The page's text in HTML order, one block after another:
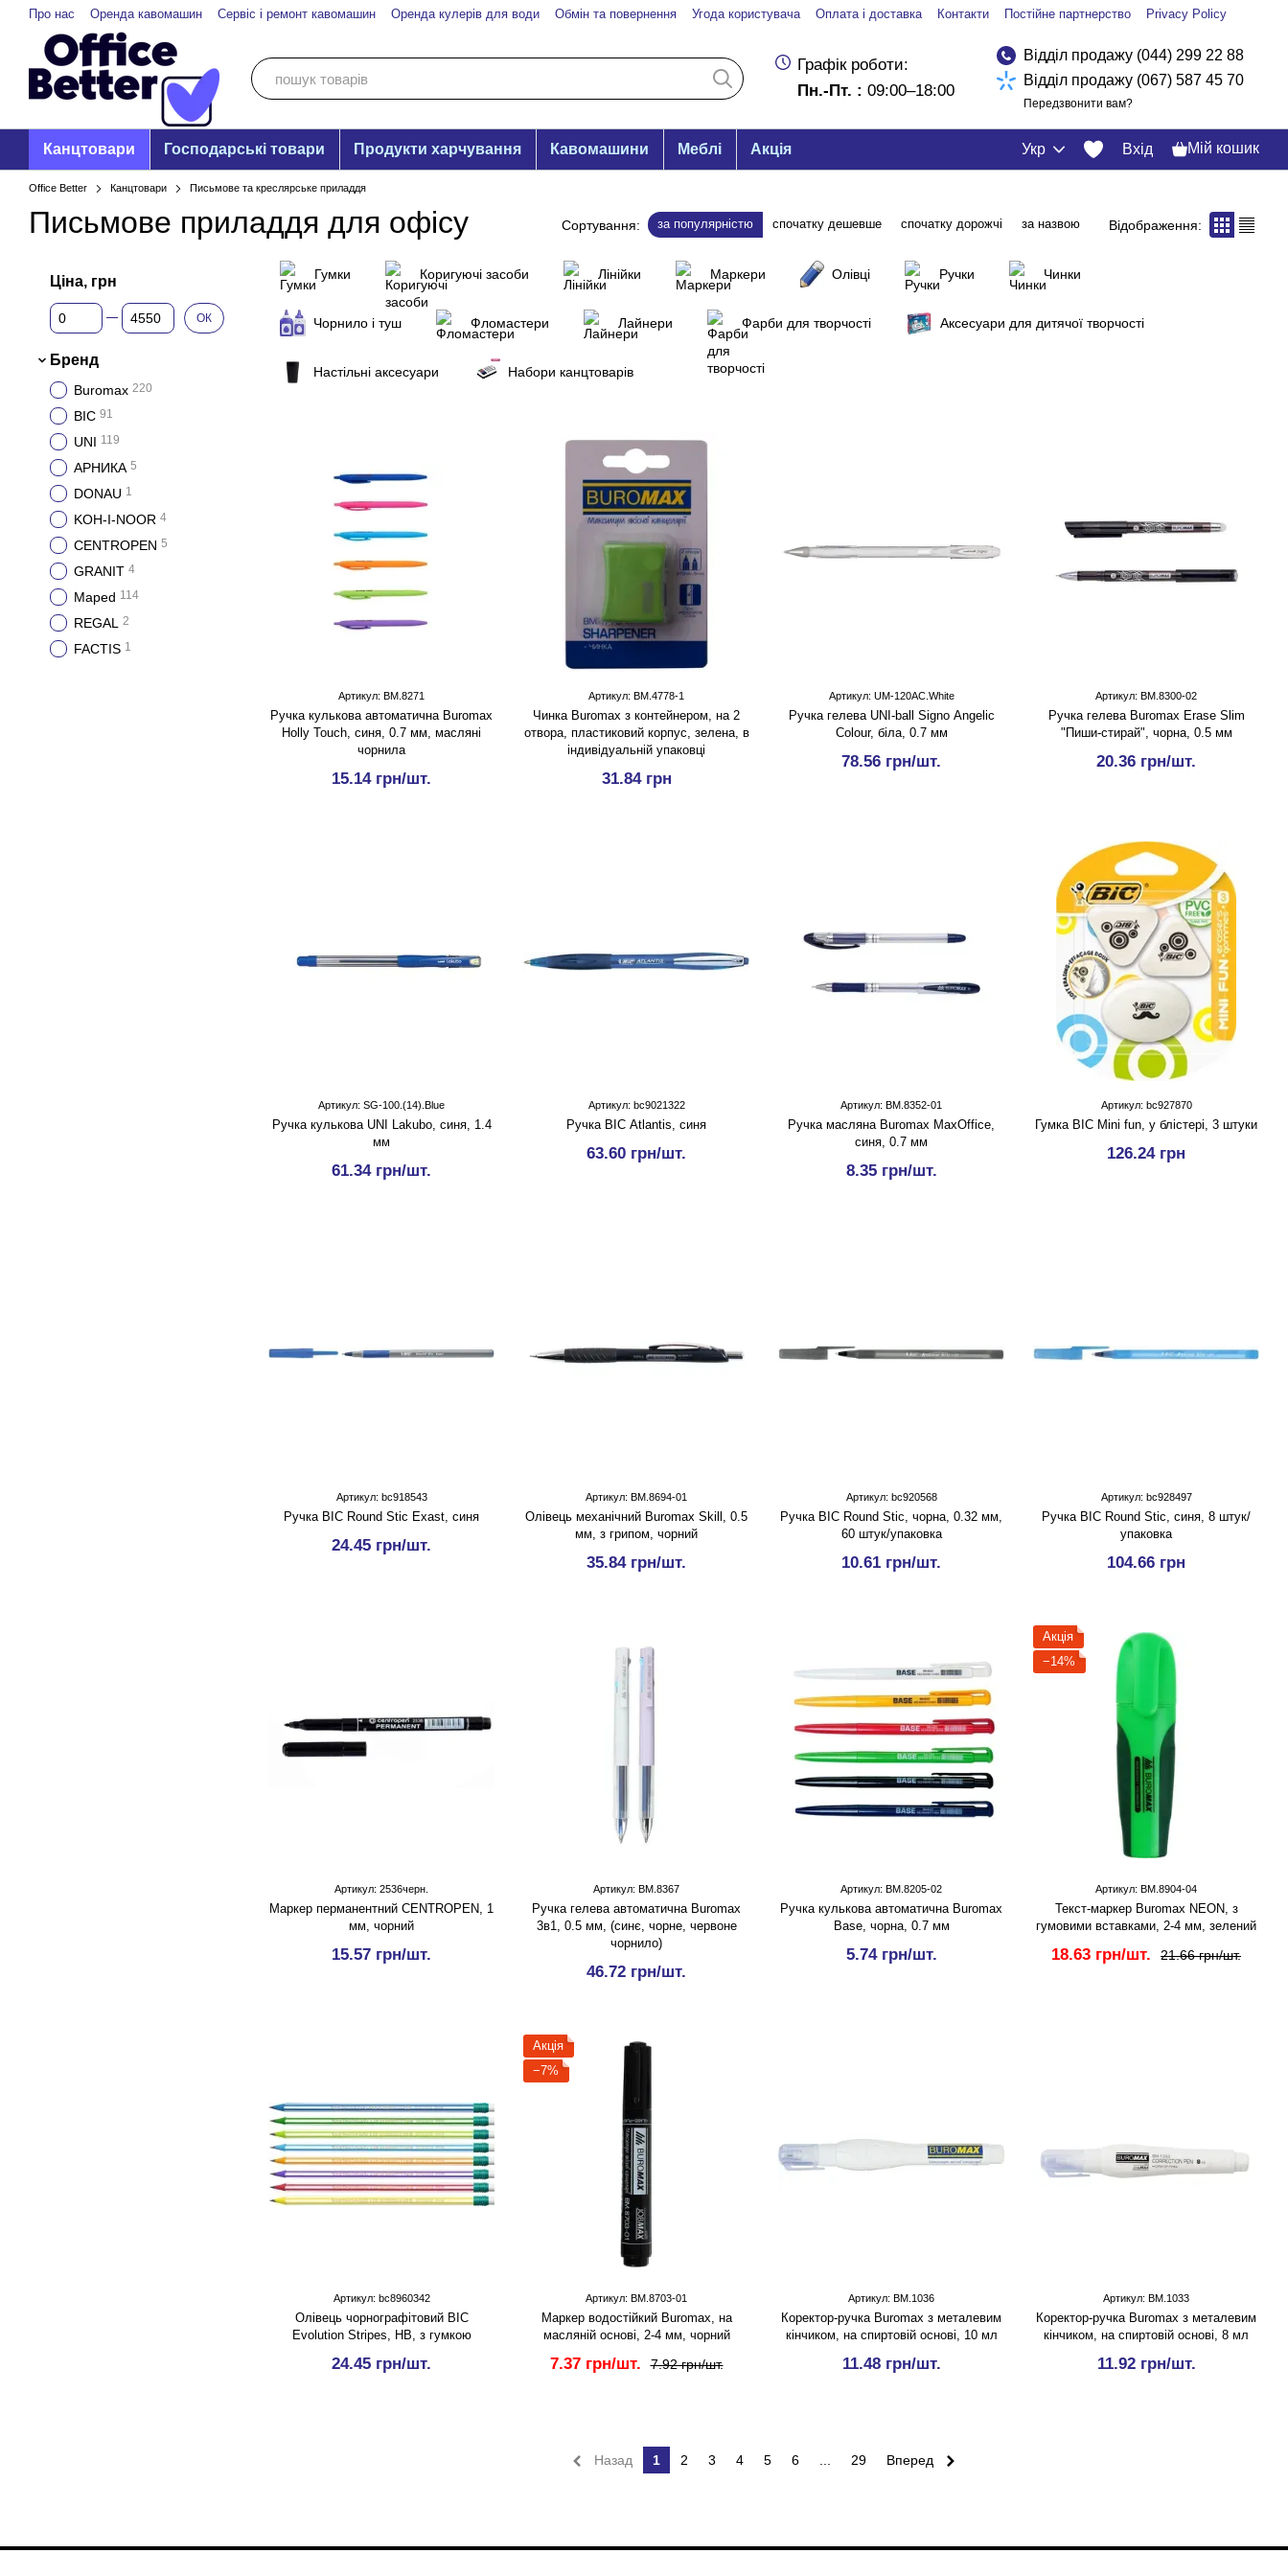
Перейти до основного контенту
Про нас Оренда кавомашин Сервіс і ремонт кавомашин Оренда кулерів для води Обмін та повернення Угода користувача Оплата і доставка Контакти Постійне партнерство Privacy Policy
Графік роботи:
Пн.-Пт. : 09:00–18:00
Відділ продажу (044) 299 22 88
Відділ продажу (067) 587 45 70
Передзвонити вам?
Канцтовари Господарські товари Продукти харчування Кавомашини Меблі Акція Укр Вхід Мій кошик
Office Better Канцтовари Письмове та креслярське приладдя
Письмове приладдя для офісу Сортування: за популярністю спочатку дешевше спочатку дорожчі за назвою Відображення:
Гумки Коригуючі засоби Лінійки Маркери Олівці Ручки Чинки
Чорнило і туш Фломастери Лайнери Фарби для творчості Аксесуари для дитячої творчості
Настільні аксесуари Набори канцтоварів
Артикул: BM.8271
Ручка кулькова автоматична Buromax
Holly Touch, синя, 0.7 мм, масляні
чорнила
15.14 грн/шт.
Артикул: BM.4778-1
Чинка Buromax з контейнером, на 2
отвора, пластиковий корпус, зелена, в
індивідуальній упаковці
31.84 грн
Артикул: UM-120AC.White
Ручка гелева UNI-ball Signo Angelic
Colour, біла, 0.7 мм
78.56 грн/шт.
Артикул: BM.8300-02
Ручка гелева Buromax Erase Slim
"Пиши-стирай", чорна, 0.5 мм
20.36 грн/шт.
Артикул: SG-100.(14).Blue
Ручка кулькова UNI Lakubo, синя, 1.4
мм
61.34 грн/шт.
Артикул: bc9021322
Ручка BIC Atlantis, синя
63.60 грн/шт.
Артикул: BM.8352-01
Ручка масляна Buromax MaxOffice,
синя, 0.7 мм
8.35 грн/шт.
Артикул: bc927870
Гумка BIC Mini fun, у блістері, 3 штуки
126.24 грн
Артикул: bc918543
Ручка BIC Round Stic Exast, синя
24.45 грн/шт.
Артикул: BM.8694-01
Олівець механічний Buromax Skill, 0.5
мм, з грипом, чорний
35.84 грн/шт.
Артикул: bc920568
Ручка BIC Round Stic, чорна, 0.32 мм,
60 штук/упаковка
10.61 грн/шт.
Артикул: bc928497
Ручка BIC Round Stic, синя, 8 штук/
упаковка
104.66 грн
Артикул: 2536черн.
Маркер перманентний CENTROPEN, 1
мм, чорний
15.57 грн/шт.
Артикул: BM.8367
Ручка гелева автоматична Buromax
3в1, 0.5 мм, (синє, чорне, червоне
чорнило)
46.72 грн/шт.
Артикул: BM.8205-02
Ручка кулькова автоматична Buromax
Base, чорна, 0.7 мм
5.74 грн/шт.
Акція
−14%
Артикул: BM.8904-04
Текст-маркер Buromax NEON, з
гумовими вставками, 2-4 мм, зелений
21.66 грн/шт.
18.63 грн/шт.
Артикул: bc8960342
Олівець чорнографітовий BIC
Evolution Stripes, HB, з гумкою
24.45 грн/шт.
Акція
−7%
Артикул: BM.8703-01
Маркер водостійкий Buromax, на
масляній основі, 2-4 мм, чорний
7.92 грн/шт.
7.37 грн/шт.
Артикул: BM.1036
Коректор-ручка Buromax з металевим
кінчиком, на спиртовій основі, 10 мл
11.48 грн/шт.
Артикул: BM.1033
Коректор-ручка Buromax з металевим
кінчиком, на спиртовій основі, 8 мл
11.92 грн/шт.
Назад 1 2 3 4 5 6 29 Вперед
Ціна, грн
Від Ціна, грн
До Ціна, грн ОК
Бренд
Buromax 220
BIC 91
UNI 119
АРНИКА 5
DONAU 1
KOH-I-NOOR 4
CENTROPEN 5
GRANIT 4
Maped 114
REGAL 2
FACTIS 1